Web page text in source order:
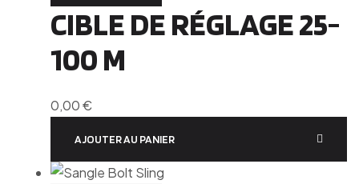
CIBLE DE RÉGLAGE 25-
100 M
0,00€
AJOUTER AU PANIER